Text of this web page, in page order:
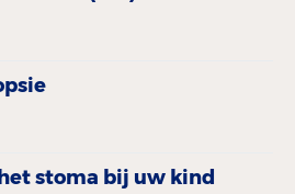
stoma bij uw kind